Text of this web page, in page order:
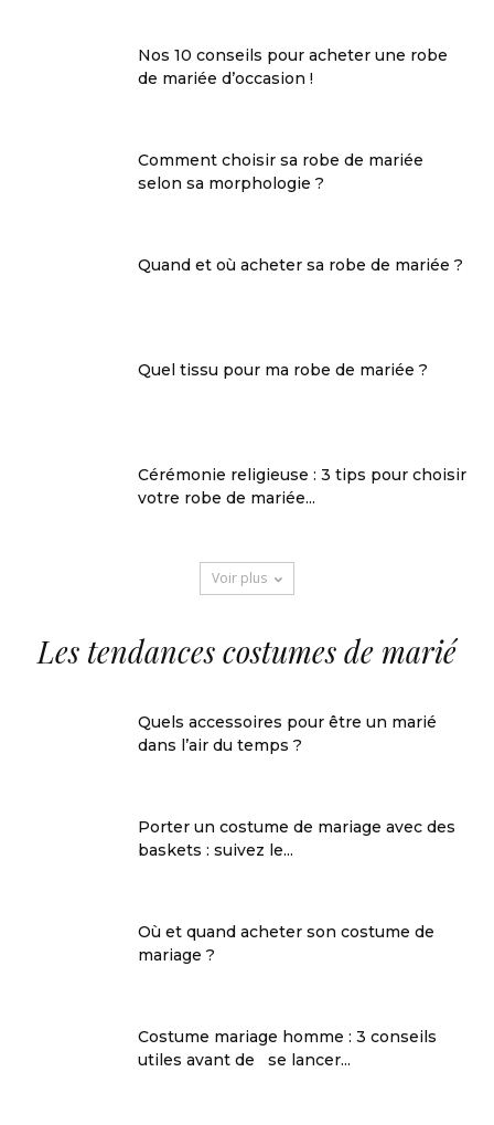
Nos 10 conseils pour acheter une robe
de mariée d’occasion !
Comment choisir sa robe de mariée
selon sa morphologie ?
Quand et où acheter sa robe de mariée ?
Quel tissu pour ma robe de mariée ?
Cérémonie religieuse : 3 tips pour choisir
votre robe de mariée...
Voir plus
Les tendances costumes de marié
Quels accessoires pour être un marié
dans l’air du temps ?
Porter un costume de mariage avec des
baskets : suivez le...
Où et quand acheter son costume de
mariage ?
Costume mariage homme : 3 conseils
utiles avant de se lancer...